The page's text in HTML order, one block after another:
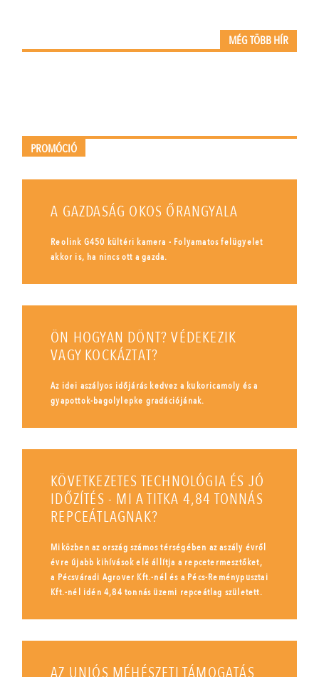
MÉG TÖBB HÍR
PROMÓCIÓ
A GAZDASÁG OKOS ŐRANGYALA
Reolink G450 kültéri kamera - Folyamatos felügyelet
akkor is, ha nincs ott a gazda.
ÖN HOGYAN DÖNT? VÉDEKEZIK
VAGY KOCKÁZTAT?
Az idei aszályos időjárás kedvez a kukoricamoly és a
gyapottok-bagolylepke gradációjának.
KÖVETKEZETES TECHNOLÓGIA ÉS JÓ
IDŐZÍTÉS - MI A TITKA 4,84 TONNÁS
REPCEÁTLAGNAK?
Miközben az ország számos térségében az aszály évről
évre újabb kihívások elé állítja a repcetermesztőket,
a Pécsváradi Agrover Kft.-nél és a Pécs-Reménypusztai
Kft.-nél idén 4,84 tonnás üzemi repceátlag született.